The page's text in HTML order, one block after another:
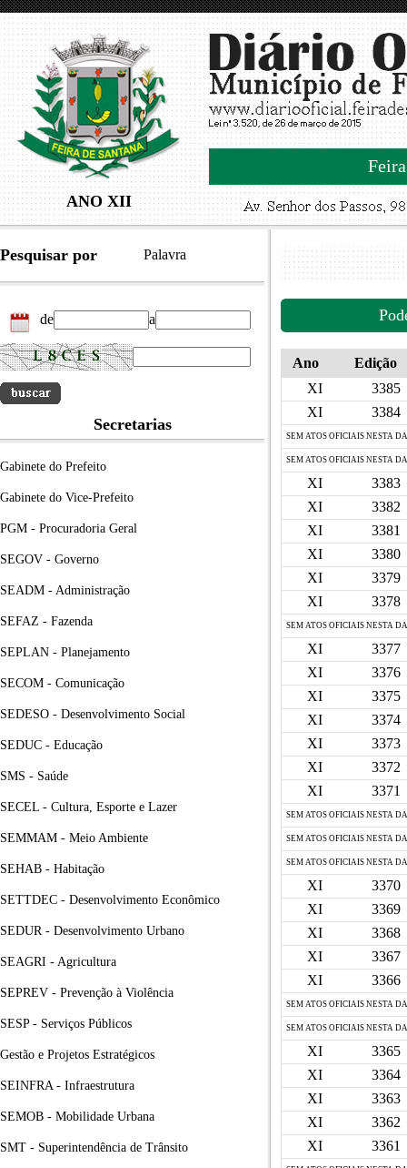
ANO XII
Pesquisar por Palavra
de a
Secretarias
Gabinete do Prefeito
Gabinete do Vice-Prefeito
PGM - Procuradoria Geral
SEGOV - Governo
SEADM - Administração
SEFAZ - Fazenda
SEPLAN - Planejamento
SECOM - Comunicação
SEDESO - Desenvolvimento Social
SEDUC - Educação
SMS - Saúde
SECEL - Cultura, Esporte e Lazer
SEMMAM - Meio Ambiente
SEHAB - Habitação
SETTDEC - Desenvolvimento Econômico
SEDUR - Desenvolvimento Urbano
SEAGRI - Agricultura
SEPREV - Prevenção à Violência
SESP - Serviços Públicos
Gestão e Projetos Estratégicos
SEINFRA - Infraestrutura
SEMOB - Mobilidade Urbana
SMT - Superintendência de Trânsito
Ano
Edição
XI
3385
XI
3384
SEM ATOS OFICIAIS NESTA
SEM ATOS OFICIAIS NESTA
XI
3383
XI
3382
XI
3381
XI
3380
XI
3379
XI
3378
SEM ATOS OFICIAIS NESTA
XI
3377
XI
3376
XI
3375
XI
3374
XI
3373
XI
3372
XI
3371
SEM ATOS OFICIAIS NESTA
SEM ATOS OFICIAIS NESTA
SEM ATOS OFICIAIS NESTA
XI
3370
XI
3369
XI
3368
XI
3367
XI
3366
SEM ATOS OFICIAIS NESTA
SEM ATOS OFICIAIS NESTA
XI
3365
XI
3364
XI
3363
XI
3362
XI
3361